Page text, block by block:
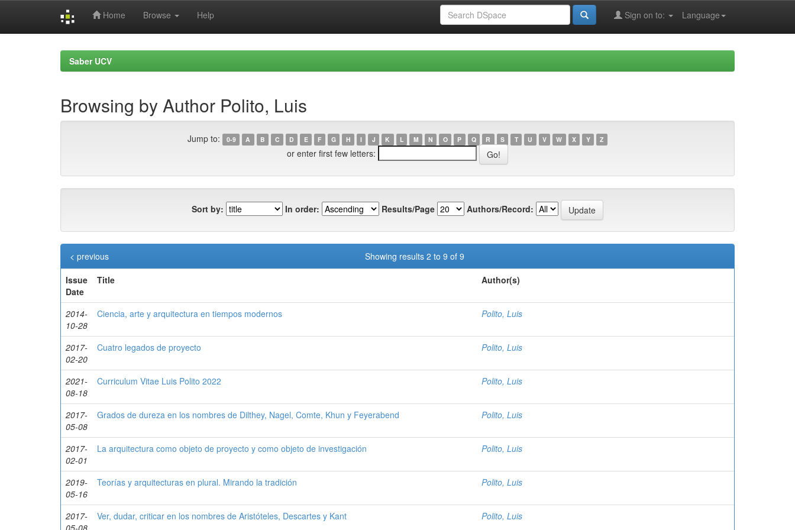
Home Browse Help Language
Sign on to:
Saber UCV
Browsing by Author Polito, Luis
Jump to: 0-9 A B C D E F G H I J K L M N O P Q R S T U V W X Y Z
or enter first few letters:
Sort by: In order: Results/Page Authors/Record:
Showing results 2 to 9 of 9
< previous
Issue
Date
Title Author(s)
2014-
10-28
Ciencia, arte y arquitectura en tiempos modernos Polito, Luis
2017-
02-20
Cuatro legados de proyecto Polito, Luis
2021-
08-18
Curriculum Vitae Luis Polito 2022 Polito, Luis
2017-
05-08
Grados de dureza en los nombres de Dilthey, Nagel, Comte, Khun y Feyerabend Polito, Luis
2017-
02-01
La arquitectura como objeto de proyecto y como objeto de investigación Polito, Luis
2019-
05-16
Teorías y arquitecturas en plural. Mirando la tradición Polito, Luis
2017-
05-08
Ver, dudar, criticar en los nombres de Aristóteles, Descartes y Kant Polito, Luis